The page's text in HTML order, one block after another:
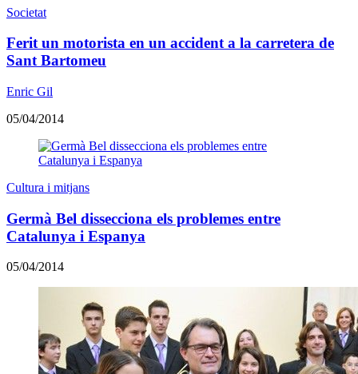
Societat
Ferit un motorista en un accident a la carretera de
Sant Bartomeu
Enric Gil
05/04/2014
Cultura i mitjans
Germà Bel dissecciona els problemes entre
Catalunya i Espanya
05/04/2014